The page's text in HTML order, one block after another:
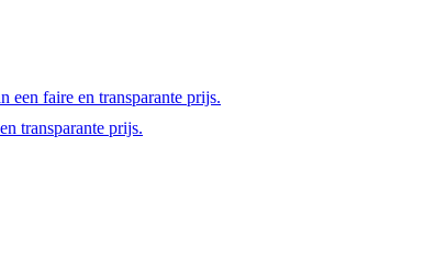
een faire en transparante prijs.
transparante prijs.